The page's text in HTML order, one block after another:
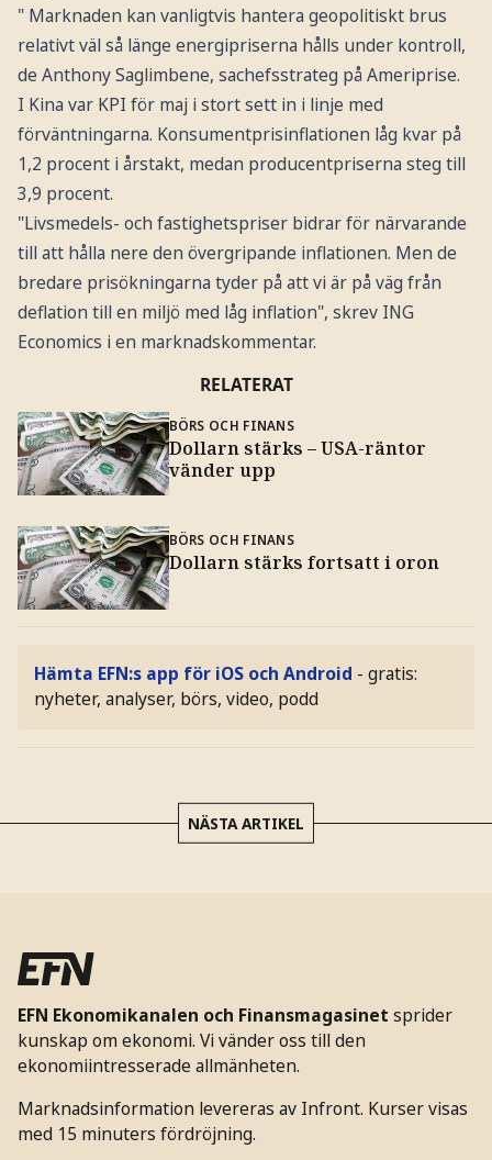
" Marknaden kan vanligtvis hantera geopolitiskt brus
relativt väl så länge energipriserna hålls under kontroll,
de Anthony Saglimbene, sachefsstrateg på Ameriprise.
I Kina var KPI för maj i stort sett in i linje med
förväntningarna. Konsumentprisinflationen låg kvar på
1,2 procent i årstakt, medan producentpriserna steg till
3,9 procent.
"Livsmedels- och fastighetspriser bidrar för närvarande
till att hålla nere den övergripande inflationen. Men de
bredare prisökningarna tyder på att vi är på väg från
deflation till en miljö med låg inflation", skrev ING
Economics i en marknadskommentar.
RELATERAT
BÖRS OCH FINANS
Dollarn stärks – USA-räntor
vänder upp
BÖRS OCH FINANS
Dollarn stärks fortsatt i oron
Hämta EFN:s app för iOS och Android - gratis:
nyheter, analyser, börs, video, podd
NÄSTA ARTIKEL
EFN Ekonomikanalen och Finansmagasinet sprider
kunskap om ekonomi. Vi vänder oss till den
ekonomiintresserade allmänheten.
Marknadsinformation levereras av Infront. Kurser visas
med 15 minuters fördröjning.